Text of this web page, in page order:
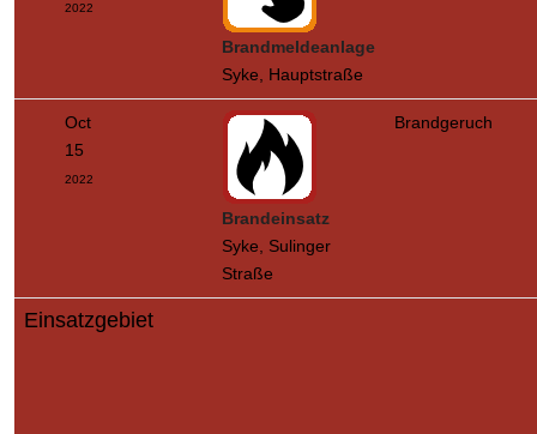
2022
Brandmeldeanlage
Syke, Hauptstraße
Oct
15
2022
Brandeinsatz
Syke, Sulinger
Straße
Brandgeruch
Einsatzgebiet